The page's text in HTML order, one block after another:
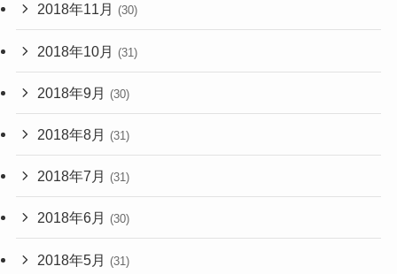
2018年11月 (30)
2018年10月 (31)
2018年9月 (30)
2018年8月 (31)
2018年7月 (31)
2018年6月 (30)
2018年5月 (31)